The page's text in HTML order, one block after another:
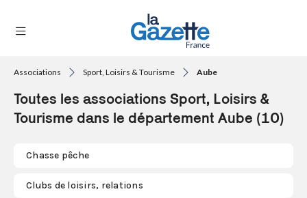
RÉGIONS
Associations Sport, Loisirs & Tourisme Aube
Toutes les associations Sport, Loisirs &
Tourisme dans le département Aube (10)
Chasse pêche
Clubs de loisirs, relations